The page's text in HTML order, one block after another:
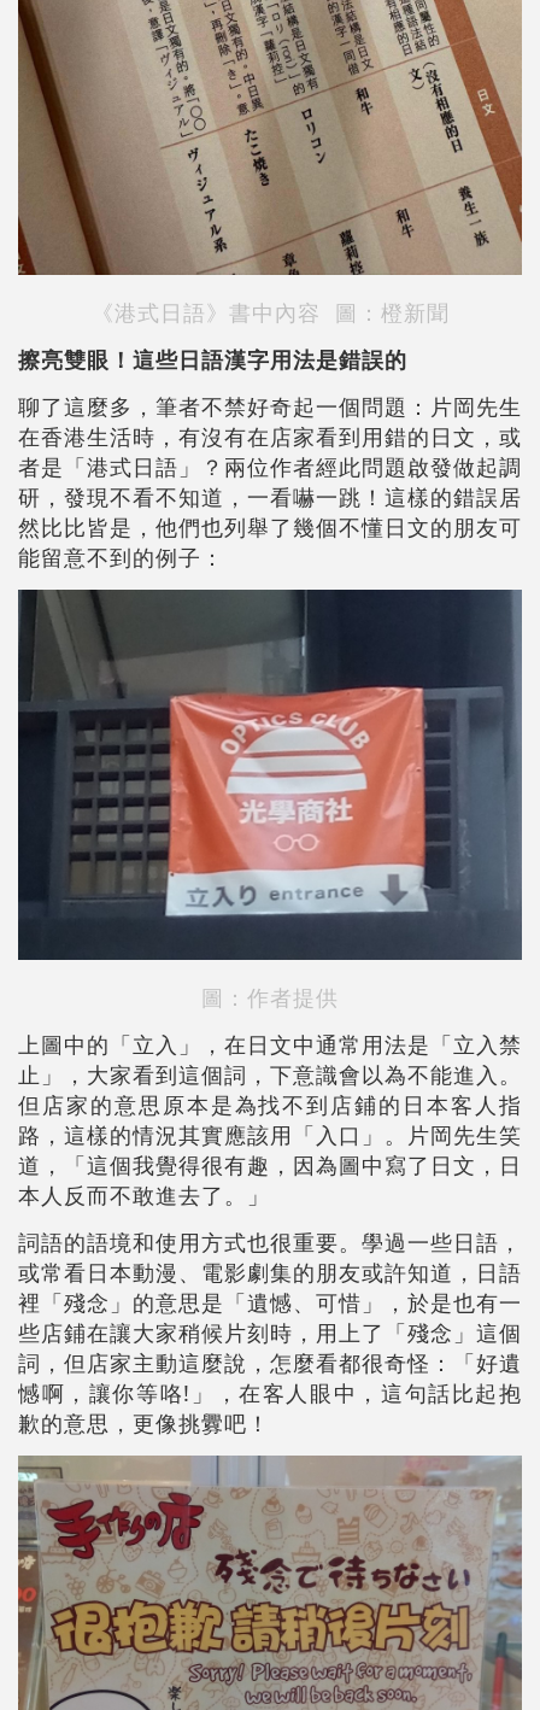
《港式日語》書中內容 圖：橙新聞
擦亮雙眼！這些日語漢字用法是錯誤的
聊了這麼多，筆者不禁好奇起一個問題：片岡先生
在香港生活時，有沒有在店家看到用錯的日文，或
者是「港式日語」？兩位作者經此問題啟發做起調
研，發現不看不知道，一看嚇一跳！這樣的錯誤居
然比比皆是，他們也列舉了幾個不懂日文的朋友可
能留意不到的例子：
圖：作者提供
上圖中的「立入」，在日文中通常用法是「立入禁
止」，大家看到這個詞，下意識會以為不能進入。
但店家的意思原本是為找不到店鋪的日本客人指
路，這樣的情況其實應該用「入口」。片岡先生笑
道，「這個我覺得很有趣，因為圖中寫了日文，日
本人反而不敢進去了。」
詞語的語境和使用方式也很重要。學過一些日語，
或常看日本動漫、電影劇集的朋友或許知道，日語
裡「殘念」的意思是「遺憾、可惜」，於是也有一
些店鋪在讓大家稍候片刻時，用上了「殘念」這個
詞，但店家主動這麼說，怎麼看都很奇怪：「好遺
憾啊，讓你等咯!」，在客人眼中，這句話比起抱
歉的意思，更像挑釁吧！